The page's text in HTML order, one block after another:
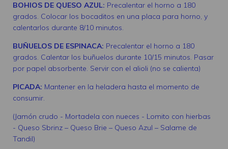
BOHIOS DE QUESO AZUL: Precalentar el horno a 180
grados. Colocar los bocaditos en una placa para horno, y
calentarlos durante 8/10 minutos.
BUÑUELOS DE ESPINACA: Precalentar el horno a 180
grados. Calentar los buñuelos durante 10/15 minutos. Pasar
por papel absorbente. Servir con el alioli (no se calienta)
PICADA: Mantener en la heladera hasta el momento de
consumir.
(Jamón crudo - Mortadela con nueces - Lomito con hierbas
- Queso Sbrinz – Queso Brie – Queso Azul – Salame de
Tandil)